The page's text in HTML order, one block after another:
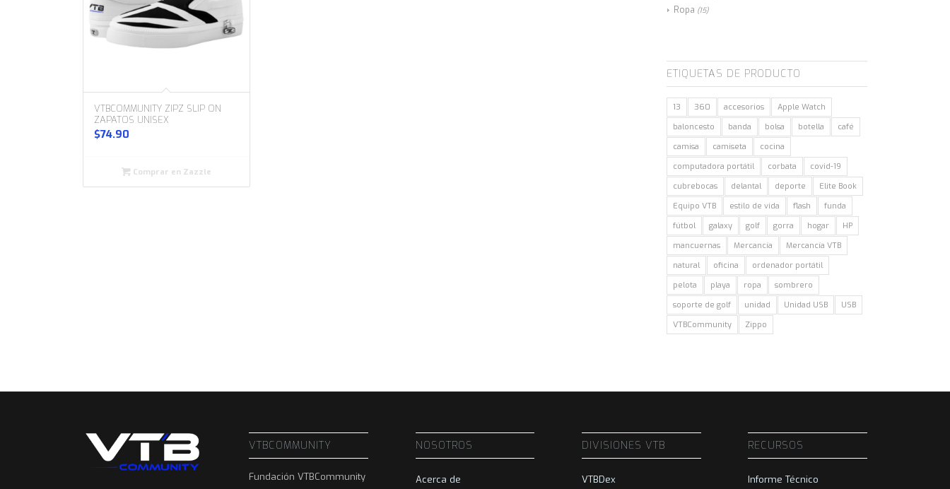
VTBCOMMUNITY ZIPZ SLIP ON
ZAPATOS UNISEX
$74.90
Comprar en Zazzle
Ropa (15)
ETIQUETAS DE PRODUCTO
13 360 accesorios
Apple Watch
baloncesto
banda bolsa botella
café
camisa
camiseta
cocina
computadora portátil
corbata
covid-19
cubrebocas
delantal deporte
Elite Book
Equipo VTB
estilo de vida flash
funda
fútbol
galaxy golf gorra hogar
HP
mancuernas
Mercancía
Mercancía VTB
natural
oficina
ordenador portátil
pelota
playa ropa
sombrero
soporte de golf
unidad Unidad USB
USB
VTBCommunity
Zippo
VTBCOMMUNITY
Fundación VTBCommunity
NOSOTROS
Acerca de
DIVISIONES VTB
VTBDex
RECURSOS
Informe Técnico